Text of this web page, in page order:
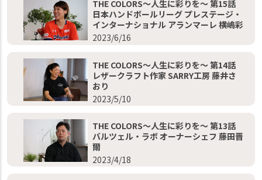
THE COLORS～人生に彩りを～ 第15話
日本ハンドボールリーグ プレステージ・
インターナショナル アランマーレ 横嶋彩
2023/6/16
THE COLORS～人生に彩りを～ 第14話
レザークラフト作家 SARRY工房 藤井さ
おり
2023/5/10
THE COLORS～人生に彩りを～ 第13話
バルツェル・ラボ オーナーシェフ 藤田晋
爾
2023/4/18